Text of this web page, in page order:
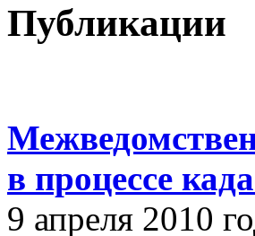
Публикации
в процессе
9 апреля 2010